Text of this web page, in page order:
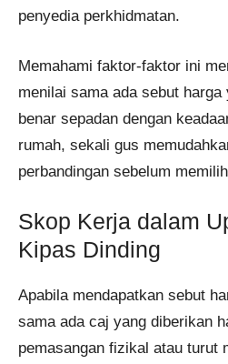
penyedia perkhidmatan.
Memahami faktor-faktor ini
menilai sama ada sebut
benar sepadan dengan
rumah, sekali gus
perbandingan sebelum
Skop Kerja dalam
Kipas Dinding
Apabila mendapatkan sebut
sama ada caj yang diberikan
pemasangan fizikal atau turut